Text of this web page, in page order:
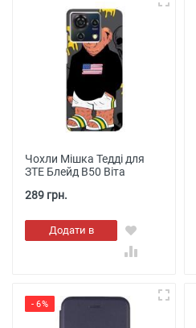
Чохли Мішка Тедді для
ЗТЕ Блейд В50 Віта
289 грн.
Додати в
кошик
- 6%